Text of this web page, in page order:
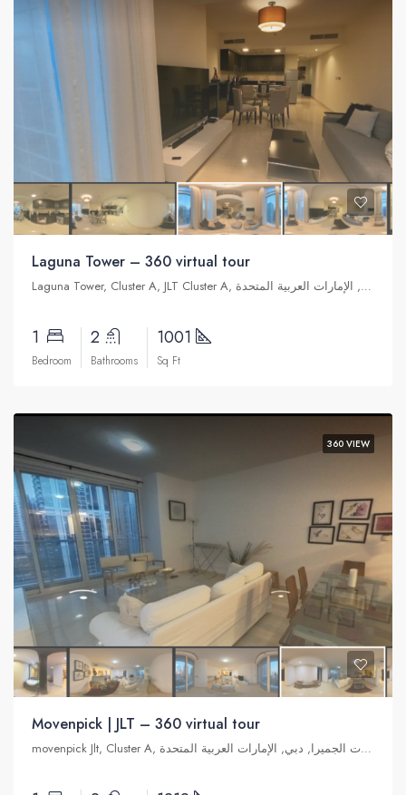
Laguna Tower – 360 virtual tour
Laguna Tower, Cluster A, JLT Cluster A, تلال الإمارات, دبي, الإمارات العربية المتحدة
1
Bedroom
2
Bathrooms
1001
Sq Ft
360 VIEW
Movenpick | JLT – 360 virtual tour
movenpick Jlt, Cluster A, تلال الإمارات, أبراج بحيرات الجميرا, دبي, الإمارات العربية المتحدة